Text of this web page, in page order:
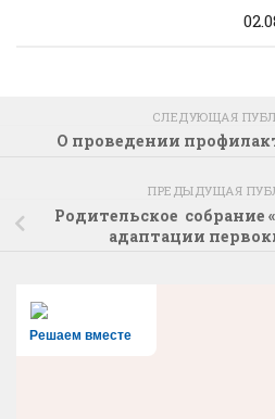
СЛЕДУЮЩАЯ
О проведении
ПРЕДЫДУЩАЯ
Родительское
адаптации
Решаем вместе